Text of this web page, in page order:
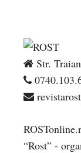
Str.
“Rost” -